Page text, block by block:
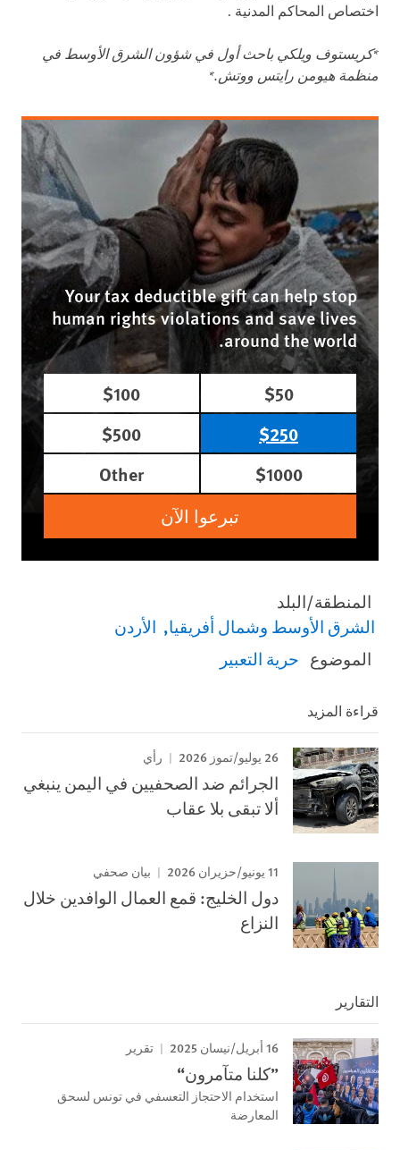
اختصاص المحاكم المدنية .
*كريستوف ويلكي باحث أول في شؤون الشرق الأوسط في
منظمة هيومن رايتس ووتش*.
Your tax deductible gift can help stop
human rights violations and save lives
around the world.
$50
$100
$250
$500
$1000
Other
تبرعوا الآن
المنطقة/البلد
الشرق الأوسط وشمال أفريقيا الأردن
الموضوع حرية التعبير
قراءة المزيد
26 يوليو/تموز 2026 رأي
الجرائم ضد الصحفيين في اليمن ينبغي
ألا تبقى بلا عقاب
11 يونيو/حزيران 2026 بيان صحفي
دول الخليج: قمع العمال الوافدين خلال
النزاع
التقارير
16 أبريل/نيسان 2025 تقرير
”كلنا متآمرون“
استخدام الاحتجاز التعسفي في تونس لسحق
المعارضة